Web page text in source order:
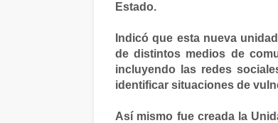
Estado.
Indicó que esta nueva
de distintos medios de
incluyendo las redes
identificar situaciones de
Así mismo fue creada la